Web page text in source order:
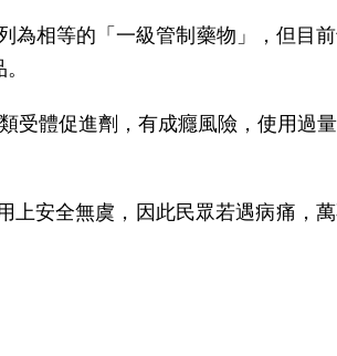
相等的「一級管制藥物」，但目
受體促進劑，有成癮風險，使用過
安全無虞，因此民眾若遇病痛，